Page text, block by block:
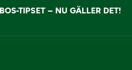
TIPSET – NU GÄLLER DET!